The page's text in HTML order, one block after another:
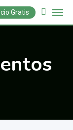
Gratis